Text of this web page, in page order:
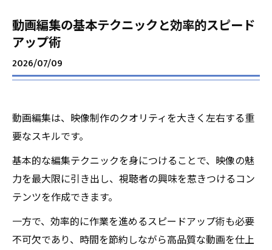
動画編集の基本テクニックと効率的スピード
アップ術
2026/07/09
動画編集は、映像制作のクオリティを大きく左右する重
要なスキルです。
基本的な編集テクニックを身につけることで、映像の魅
力を最大限に引き出し、視聴者の興味を惹きつけるコン
テンツを作成できます。
一方で、効率的に作業を進めるスピードアップ術も必要
不可欠であり、時間を節約しながら高品質な動画を仕上